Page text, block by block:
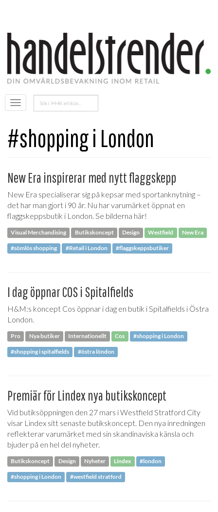
Öppna
menyn
Sök
efter:
#shopping i London
New Era inspirerar med nytt flaggskepp
New Era specialiserar sig på kepsar med sportanknytning –
det har man gjort i 90 år. Nu har varumärket öppnat en
flaggskeppsbutik i London. Se bilderna här!
Visual Merchandising Butikskoncept Design Westfield New Era
#sömlös shopping #Retail i London #flaggskeppsbutiker
I dag öppnar COS i Spitalfields
H&M:s koncept Cos öppnar i dag en butik i Spitalfields i Östra
London.
Pro Nya butiker Internationellt Cos #shopping i London
#shopping i spitalfields #östra löndon
Premiär för Lindex nya butikskoncept
Vid butiksöppningen den 27 mars i Westfield Stratford City
visar Lindex sitt senaste butikskoncept. Den nya inredningen
reflekterar varumärket med sin skandinaviska känsla och
bjuder på en hel del nyheter.
Butikskoncept Design Nyheter Lindex #london
#shopping i London #westfield stratford